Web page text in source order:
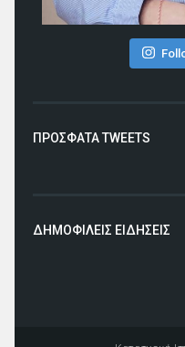
ΠΡΟΣΦΑΤΑ TWEETS
ΔΗΜΟΦΙΛΕΙΣ ΕΙΔΗΣΕΙΣ